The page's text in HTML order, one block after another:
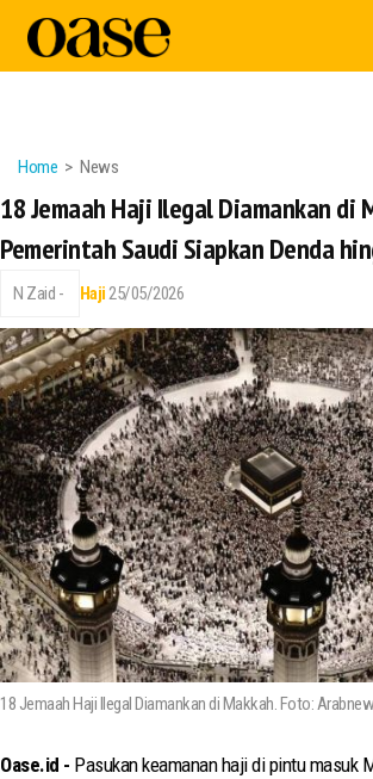
Home News
18 Jemaah Haji Ilegal Diamankan di
Pemerintah Saudi Siapkan Denda
N Zaid - Haji25/05/2026
18 Jemaah Haji Ilegal Diamankan di Makkah. Foto:
Oase.id - Pasukan keamanan haji di pintu masuk